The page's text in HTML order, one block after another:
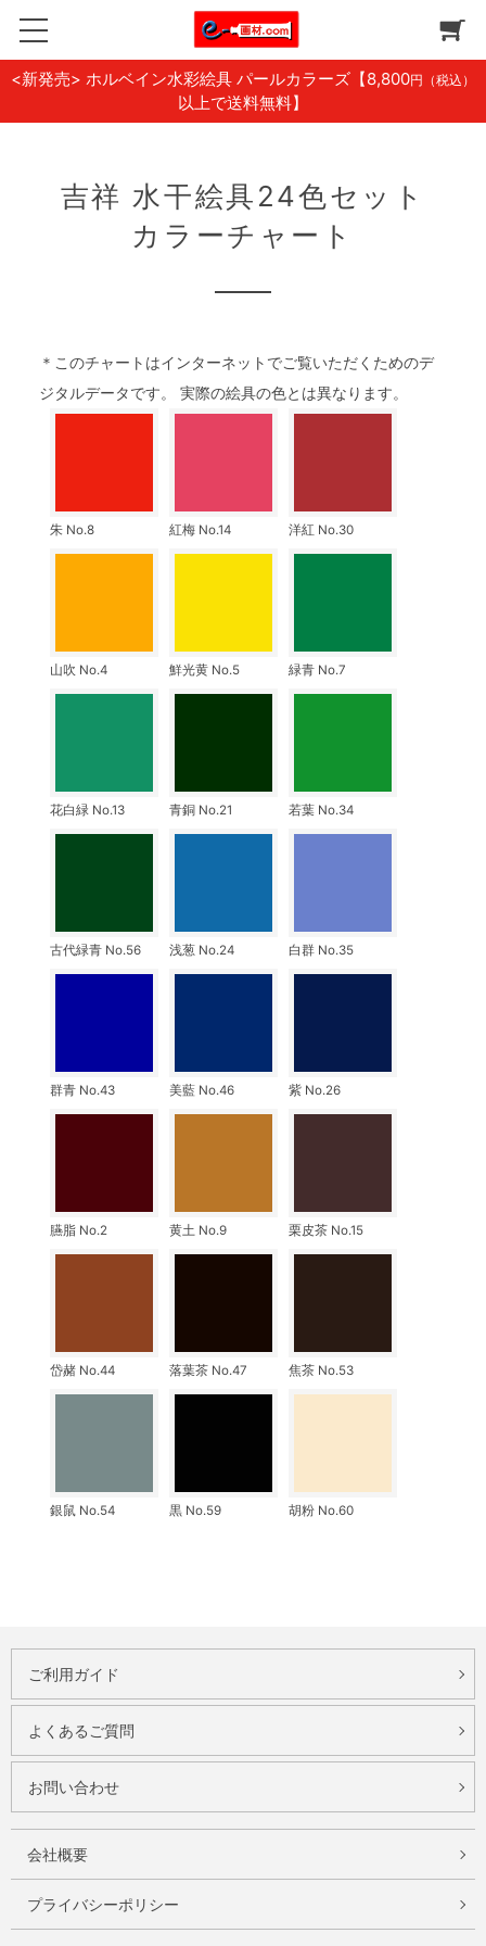
<新発売> ホルベイン水彩絵具 パールカラーズ 【8,800円（税込）
以上で送料無料】
吉祥 水干絵具24色セット
カラーチャート
＊このチャートはインターネットでご覧いただくためのデ
ジタルデータです。 実際の絵具の色とは異なります。
朱 No.8 紅梅 No.14 洋紅 No.30
山吹 No.4 鮮光黄 No.5 緑青 No.7
花白緑 No.13 青銅 No.21 若葉 No.34
古代緑青 No.56 浅葱 No.24 白群 No.35
群青 No.43 美藍 No.46 紫 No.26
臙脂 No.2 黄土 No.9 栗皮茶 No.15
岱赭 No.44 落葉茶 No.47 焦茶 No.53
銀鼠 No.54 黒 No.59 胡粉 No.60
ご利用ガイド
よくあるご質問
お問い合わせ
会社概要
プライバシーポリシー